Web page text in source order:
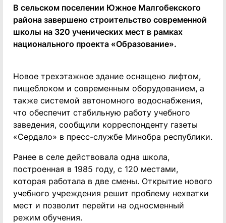
В сельском поселении Южное Малгобекского
района завершено строительство современной
школы на 320 ученических мест в рамках
национального проекта «Образование».
Новое трехэтажное здание оснащено лифтом,
пищеблоком и современным оборудованием, а
также системой автономного водоснабжения,
что обеспечит стабильную работу учебного
заведения, сообщили корреспонденту газеты
«Сердало» в пресс-службе Минобра республики.
Ранее в селе действовала одна школа,
построенная в 1985 году, с 120 местами,
которая работала в две смены. Открытие нового
учебного учреждения решит проблему нехватки
мест и позволит перейти на односменный
режим обучения.